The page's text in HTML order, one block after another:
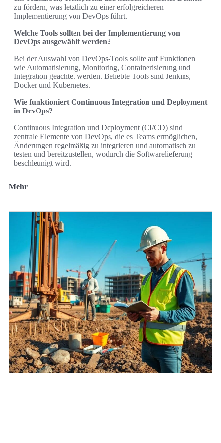
zu fördern, was letztlich zu einer erfolgreicheren
Implementierung von DevOps führt.
Welche Tools sollten bei der Implementierung von
DevOps ausgewählt werden?
Bei der Auswahl von DevOps-Tools sollte auf Funktionen
wie Automatisierung, Monitoring, Containerisierung und
Integration geachtet werden. Beliebte Tools sind Jenkins,
Docker und Kubernetes.
Wie funktioniert Continuous Integration und Deployment
in DevOps?
Continuous Integration und Deployment (CI/CD) sind
zentrale Elemente von DevOps, die es Teams ermöglichen,
Änderungen regelmäßig zu integrieren und automatisch zu
testen und bereitzustellen, wodurch die Softwarelieferung
beschleunigt wird.
Mehr